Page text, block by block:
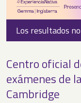
Cursos Intensivos
Los resultados
¿Quieres saber tu
Centro oficial
exámenes de
Cambridge